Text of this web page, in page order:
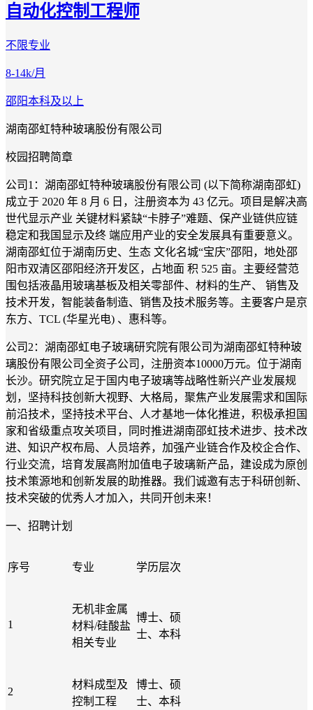
自动化控制工程师
不限专业
8-14k/月
邵阳本科及以上
湖南邵虹特种玻璃股份有限公司
校园招聘简章
公司1：湖南邵虹特种玻璃股份有限公司 (以下简称湖南邵虹)
成立于 2020 年 8 月 6 日，注册资本为 43 亿元。项目是解决高
世代显示产业 关键材料紧缺“卡脖子”难题、保产业链供应链
稳定和我国显示及终 端应用产业的安全发展具有重要意义。
湖南邵虹位于湖南历史、生态 文化名城“宝庆”邵阳，地处邵
阳市双清区邵阳经济开发区，占地面 积 525 亩。主要经营范
围包括液晶用玻璃基板及相关零部件、材料的生产、 销售及
技术开发，智能装备制造、销售及技术服务等。主要客户是京
东方、TCL (华星光电) 、惠科等。
公司2：湖南邵虹电子玻璃研究院有限公司为湖南邵虹特种玻
璃股份有限公司全资子公司，注册资本10000万元。位于湖南
长沙。研究院立足于国内电子玻璃等战略性新兴产业发展规
划，坚持科技创新大视野、大格局，聚焦产业发展需求和国际
前沿技术，坚持技术平台、人才基地一体化推进，积极承担国
家和省级重点攻关项目，同时推进湖南邵虹技术进步、技术改
进、知识产权布局、人员培养，加强产业链合作及校企合作、
行业交流，培育发展高附加值电子玻璃新产品，建设成为原创
技术策源地和创新发展的助推器。我们诚邀有志于科研创新、
技术突破的优秀人才加入，共同开创未来！
一、招聘计划
序号 专业 学历层次
1
无机非金属
材料/硅酸盐
相关专业
博士、硕
士、本科
2
材料成型及
控制工程
博士、硕
士、本科